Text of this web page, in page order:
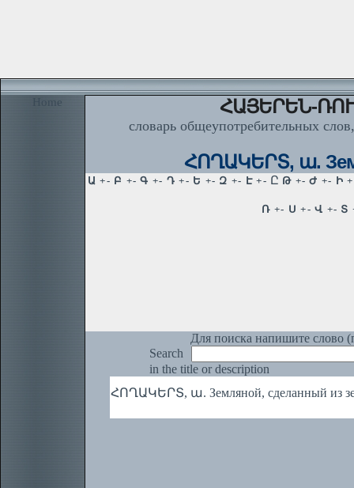
Home ՀԱՅԵՐԵՆ-
словарь общеупотребительных
ՀՈՂԱԿԵՐՏ, ա.
Для поиска напишите слово
Search
in the title or description
ՀՈՂԱԿԵՐՏ, ա. Земляной, сделанный из